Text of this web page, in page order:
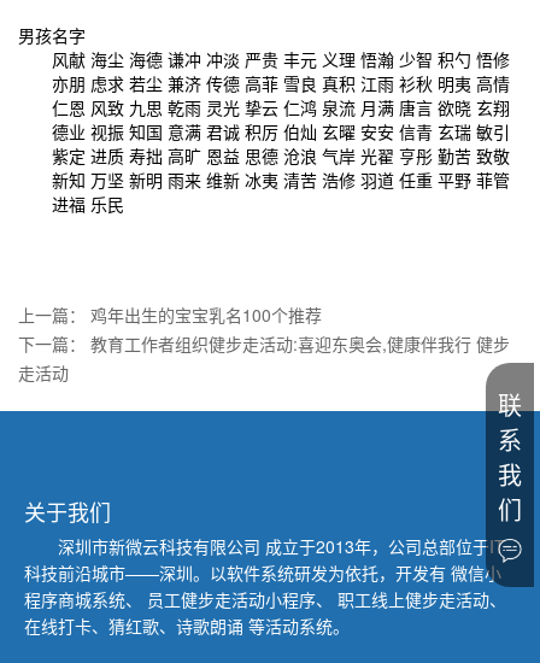
男孩名字
风献 海尘 海德 谦冲 冲淡 严贵 丰元 义理 悟瀚 少智 积勺 悟修
亦朋 虑求 若尘 兼济 传德 高菲 雪良 真积 江雨 衫秋 明夷 高情
仁恩 风致 九思 乾雨 灵光 挚云 仁鸿 泉流 月满 唐言 欲晓 玄翔
德业 视振 知国 意满 君诚 积厉 伯灿 玄曜 安安 信青 玄瑞 敏引
紫定 进质 寿拙 高旷 恩益 思德 沧浪 气岸 光翟 亨彤 勤苦 致敬
新知 万坚 新明 雨来 维新 冰夷 清苦 浩修 羽道 任重 平野 菲管
进福 乐民
上一篇： 鸡年出生的宝宝乳名100个推荐
下一篇： 教育工作者组织健步走活动:喜迎东奥会,健康伴我行 健步
走活动
联
系
我
们
关于我们
深圳市新微云科技有限公司 成立于2013年，公司总部位于IT
科技前沿城市——深圳。以软件系统研发为依托，开发有 微信小
程序商城系统、 员工健步走活动小程序、 职工线上健步走活动、
在线打卡、猜红歌、诗歌朗诵 等活动系统。